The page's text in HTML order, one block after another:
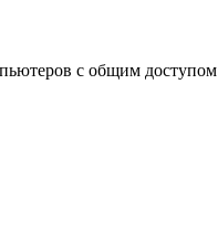
с общим доступом